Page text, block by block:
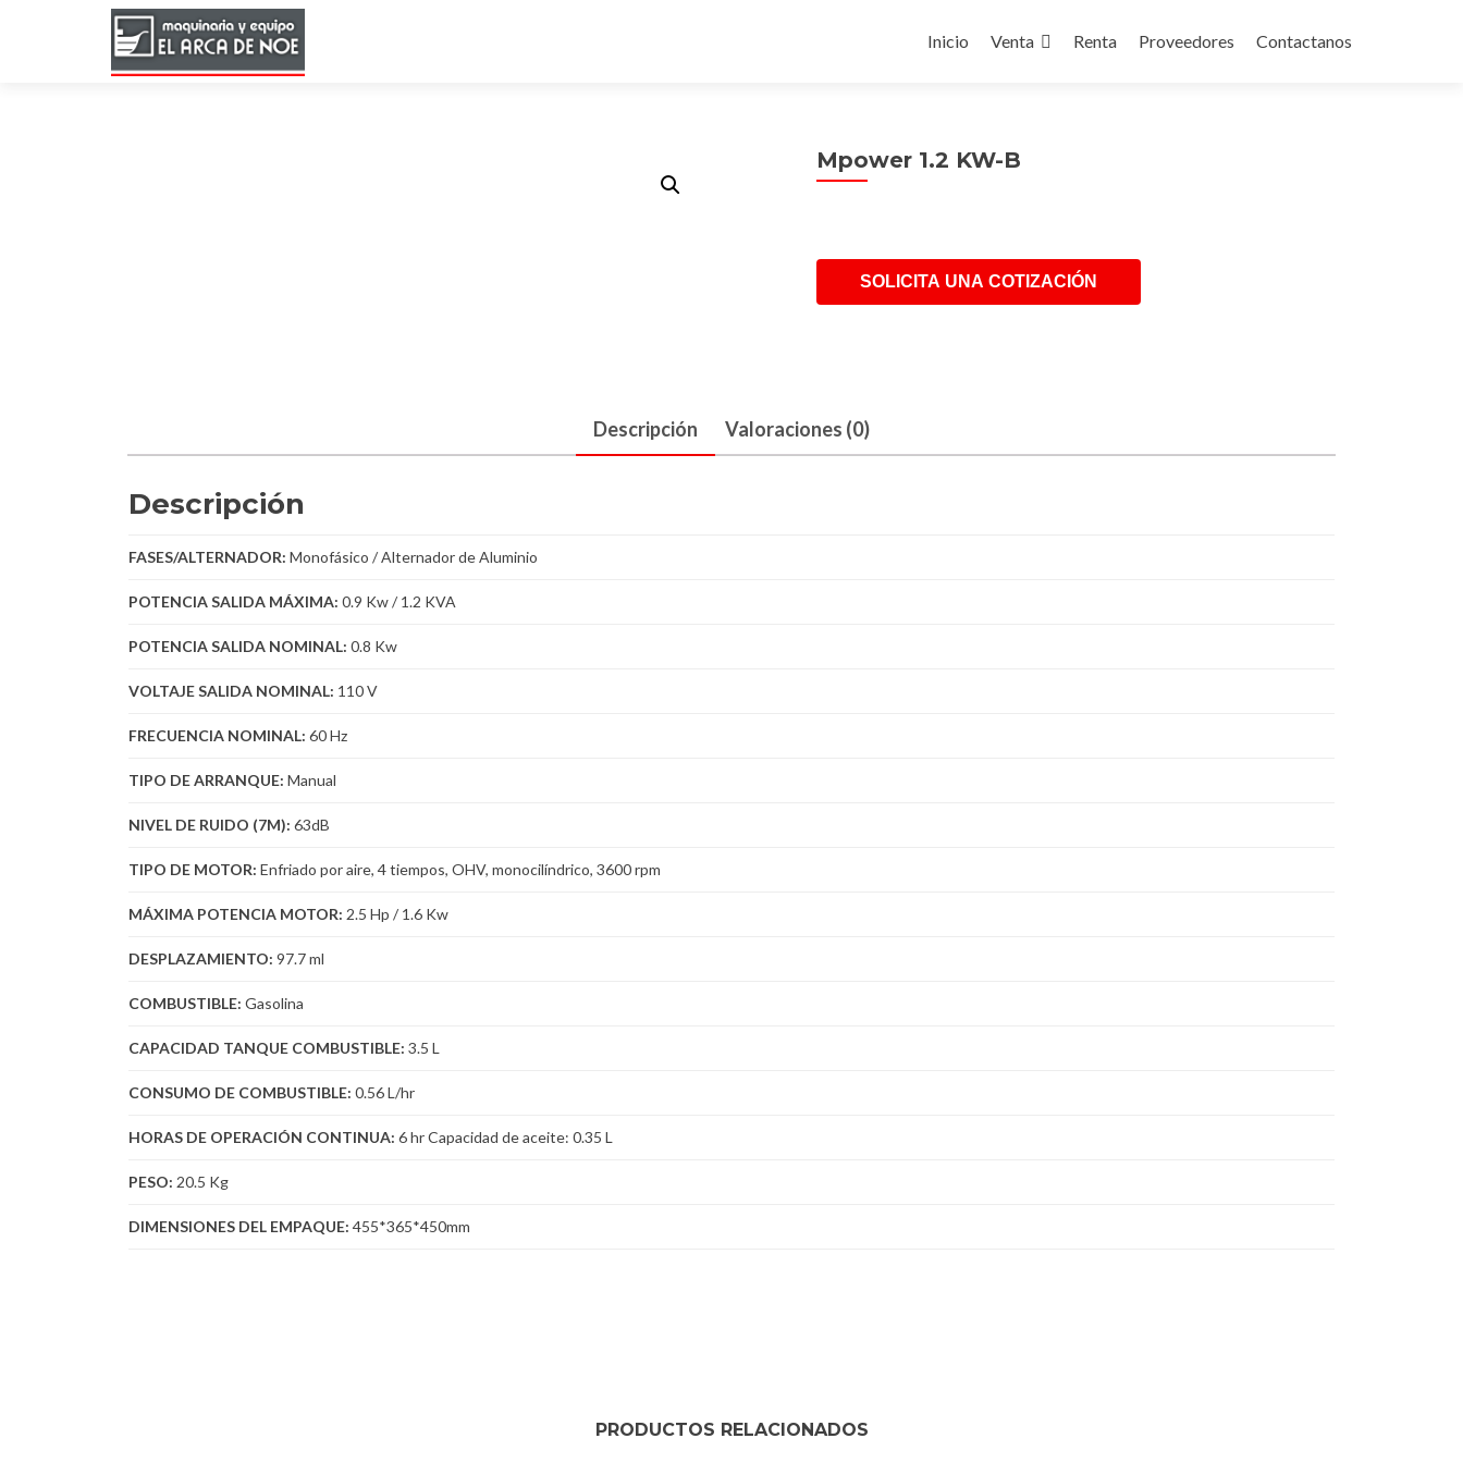
to
Inicio Venta Renta Proveedores Contactanos
Mpower 1.2 KW-B
SOLICITA UNA COTIZACIÓN
Descripción Valoraciones (0)
Descripción
FASES/ALTERNADOR: Monofásico / Alternador de Aluminio
POTENCIA SALIDA MÁXIMA: 0.9 Kw / 1.2 KVA
POTENCIA SALIDA NOMINAL: 0.8 Kw
VOLTAJE SALIDA NOMINAL: 110 V
FRECUENCIA NOMINAL: 60 Hz
TIPO DE ARRANQUE: Manual
NIVEL DE RUIDO (7M): 63dB
TIPO DE MOTOR: Enfriado por aire, 4 tiempos, OHV, monocilíndrico, 3600 rpm
MÁXIMA POTENCIA MOTOR: 2.5 Hp / 1.6 Kw
DESPLAZAMIENTO: 97.7 ml
COMBUSTIBLE: Gasolina
CAPACIDAD TANQUE COMBUSTIBLE: 3.5 L
CONSUMO DE COMBUSTIBLE: 0.56 L/hr
HORAS DE OPERACIÓN CONTINUA: 6 hr Capacidad de aceite: 0.35 L
PESO: 20.5 Kg
DIMENSIONES DEL EMPAQUE: 455*365*450mm
PRODUCTOS RELACIONADOS